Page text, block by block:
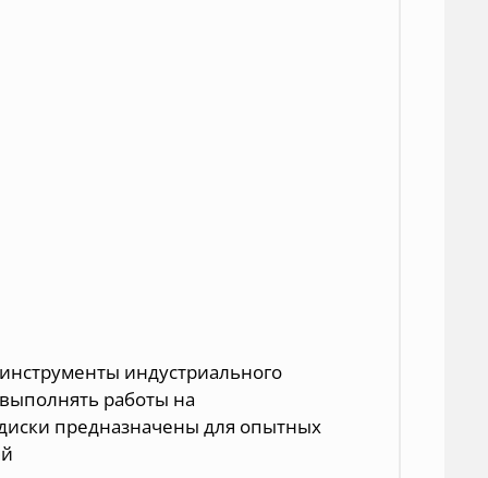
индустриального
работы на
предназначены для опытных